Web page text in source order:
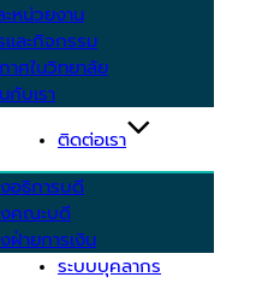
หน่วยงาน
และกิจกรรม
าศในวิทยาลัย
กับเรา
ติดต่อเรา
อธิการบดี
คณะบดี
ฝ่ายการเงิน
ระบบบุคลากร